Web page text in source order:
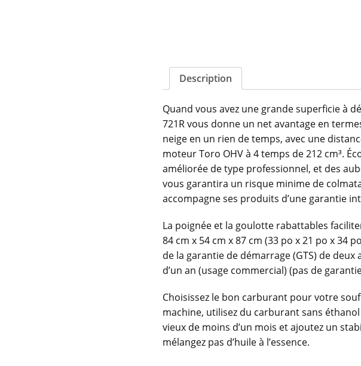
Description
Quand vous avez une grande superficie à
721R vous donne un net avantage en
neige en un rien de temps, avec une
moteur Toro OHV à 4 temps de 212 cm³.
améliorée de type professionnel, et des
vous garantira un risque minime de
accompagne ses produits d’une garantie
La poignée et la goulotte rabattables
84 cm x 54 cm x 87 cm (33 po x 21 po x 34
de la garantie de démarrage (GTS) de
d’un an (usage commercial) (pas de
Choisissez le bon carburant pour votre
machine, utilisez du carburant sans
vieux de moins d’un mois et ajoutez un
mélangez pas d’huile à l’essence.